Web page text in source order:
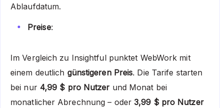
Ablaufdatum.
Preise:
Im Vergleich zu Insightful punktet WebWork mit
einem deutlich günstigeren Preis. Die Tarife starten
bei nur 4,99 $ pro Nutzer und Monat bei
monatlicher Abrechnung – oder3,99 $ pro Nutzer